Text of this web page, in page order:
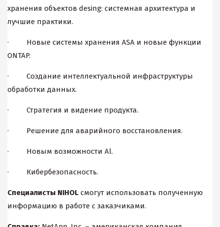
хранения объектов desing: системная архитектура и
лучшие практики.
· Новые системы хранения ASA и новые функции
ONTAP.
· Создание интеллектуальной инфраструктуры
обработки данных.
· Стратегия и видение продукта.
· Решение для аварийного восстановления.
· Новым возможности Al.
· Кибербезопасность.
Специалисты NIHOL смогут использовать полученную
информацию в работе с заказчиками.